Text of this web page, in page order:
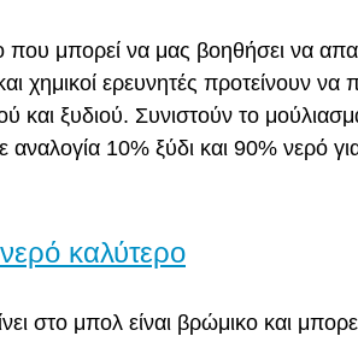
που μπορεί να μας βοηθήσει να
χημικοί ερευνητές προτείνουν να
και ξυδιού. Συνιστούν το
10% ξύδι και 90% νερό
καλύτερο
στο μπολ είναι βρώμικο και